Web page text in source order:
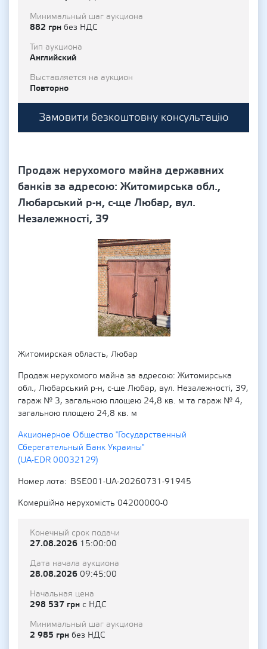
Минимальный шаг аукциона
882 грн без НДС
Тип аукциона
Английский
Выставляется на аукцион
Повторно
Замовити безкоштовну консультацію
Продаж нерухомого майна державних
банків за адресою: Житомирська обл.,
Любарський р-н, с-ще Любар, вул.
Незалежності, 39
Житомирская область, Любар
Продаж нерухомого майна за адресою: Житомирська
обл., Любарський р-н, с-ще Любар, вул. Незалежності, 39,
гараж № 3, загальною площею 24,8 кв. м та гараж № 4,
загальною площею 24,8 кв. м
Акционерное Общество "Государственный
Сберегательный Банк Украины"
(UA-EDR 00032129)
Номер лота
BSE001-UA-20260731-91945
Комерційна нерухомість 04200000-0
Конечный срок подачи
27.08.2026 15:00:00
Дата начала аукциона
28.08.2026 09:45:00
Начальная цена
298 537 грн с НДС
Минимальный шаг аукциона
2 985 грн без НДС